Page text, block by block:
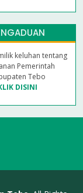
keluhan tentang
Pemerintah
Tebo
DISINI